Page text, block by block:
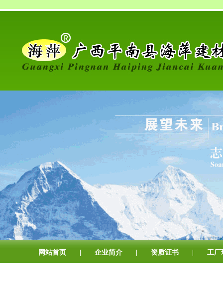
网站首页 企业简介 资质证书 工厂